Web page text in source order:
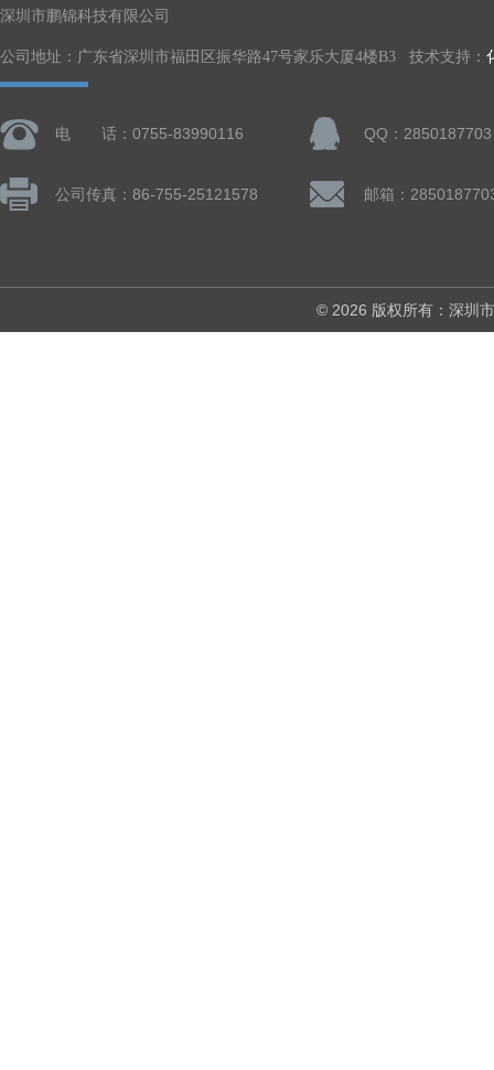
深圳市鹏锦科技有限公司
公司地址：广东省深圳市福田区振华路47号家乐大厦4楼B3 技术支持：
电 话：0755-83990116 QQ：2850187703
公司传真：86-755-25121578 邮箱：
© 2026 版权所有：深圳